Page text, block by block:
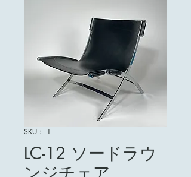
SKU： 1
LC-12 ソードラウ